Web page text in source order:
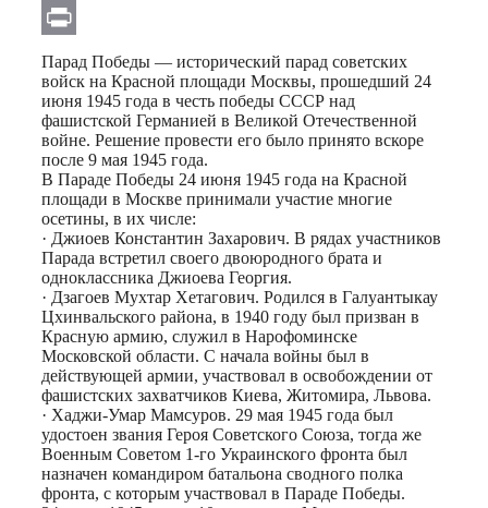
Email
Print
Парад Победы — исторический парад советских
войск на Красной площади Москвы, прошедший 24
июня 1945 года в честь победы СССР над
фашистской Германией в Великой Отечественной
войне. Решение провести его было принято вскоре
после 9 мая 1945 года.
В Параде Победы 24 июня 1945 года на Красной
площади в Москве принимали участие многие
осетины, в их числе:
· Джиоев Константин Захарович. В рядах участников
Парада встретил своего двоюродного брата и
одноклассника Джиоева Георгия.
· Дзагоев Мухтар Хетагович. Родился в Галуантыкау
Цхинвальского района, в 1940 году был призван в
Красную армию, служил в Нарофоминске
Московской области. С начала войны был в
действующей армии, участвовал в освобождении от
фашистских захватчиков Киева, Житомира, Львова.
· Хаджи-Умар Мамсуров. 29 мая 1945 года был
удостоен звания Героя Советского Союза, тогда же
Военным Советом 1-го Украинского фронта был
назначен командиром батальона сводного полка
фронта, с которым участвовал в Параде Победы.